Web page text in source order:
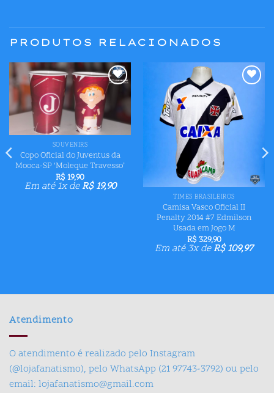
PRODUTOS RELACIONADOS
Adicionar
aos meus
desejos
SOUVENIRS
Copo Oficial do Juventus da
Mooca-SP ‘Moleque Travesso’
R$ 19,90
Em até 1x deR$19,90
Adicionar
aos meus
desejos
TIMES BRASILEIROS
Camisa Vasco Oficial II
Penalty 2014 #7 Edmilson
Usada em Jogo M
R$ 329,90
Em até 3x deR$109,97
Atendimento
O atendimento é realizado pelo Instagram
(@lojafanatismo), pelo WhatsApp (21 97743-3792) ou pelo
email: lojafanatismo@gmail.com